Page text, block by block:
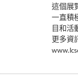
這個展
一直積
目和活
更多資